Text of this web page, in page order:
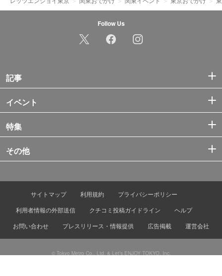
Follow Us
記事
イベント
特集
その他
サイトマップ 利用規約
プライバシーポリシー
利用者情報の外部送信
クチコミ投稿ガイドライン
ヘルプ
お問い合わせ
プレスリリース・情報提供 広告掲載 運営会社
© Tokyo Metro Co., Ltd. & Let’s ENJOY TOKYO, Inc.